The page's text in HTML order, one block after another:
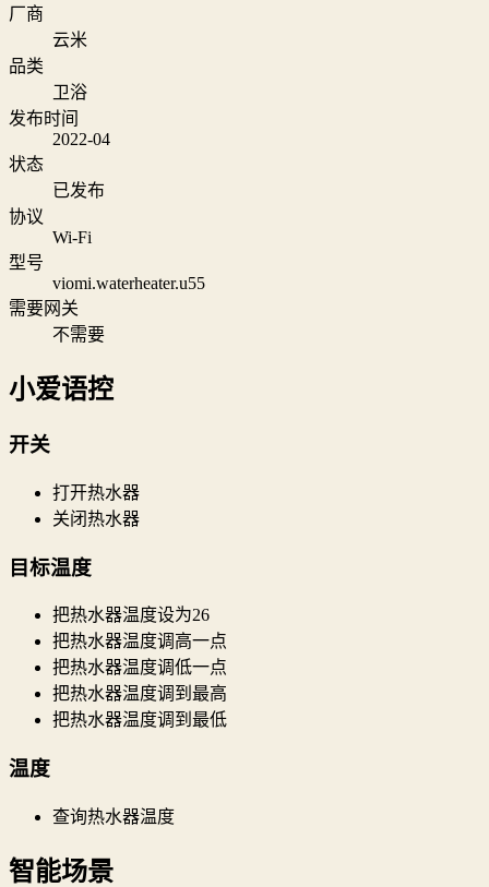
厂商
云米
品类
卫浴
发布时间
2022-04
状态
已发布
协议
Wi‑Fi
型号
viomi.waterheater.u55
需要网关
不需要
小爱语控
开关
打开热水器
关闭热水器
目标温度
把热水器温度设为26
把热水器温度调高一点
把热水器温度调低一点
把热水器温度调到最高
把热水器温度调到最低
温度
查询热水器温度
智能场景